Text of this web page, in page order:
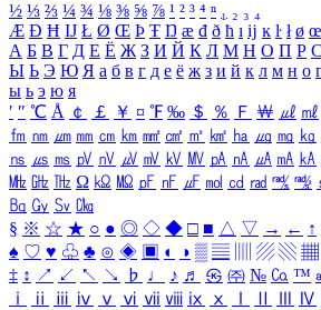
½ ⅓ ⅔ ¼ ¾ ⅛ ⅜ ⅝ ⅞ ¹ ² ³ ⁴ ⁿ ₁ ₂ ₃ ₄
Æ Ð Ħ Ĳ Ł Ø Œ Þ Ŧ Ŋ æ đ ð ħ ı ĳ ĸ ŀ ł ø œ
А Б В Г Д Е Ё Ж З И Й К Л М Н О П Р С
Ы Ь Э Ю Я а б в г д е ё ж з и й к л м н о
ы ь э ю я
′ ″ ℃ Å ￠ ￡ ￥ ¤ ℉ ‰ ＄ ％ Ｆ ￦ ㎕ ㎖
㎙ ㎚ ㎛ ㎜ ㎝ ㎞ ㎟ ㎠ ㎡ ㎢ ㏊ ㎍ ㎎ ㎏
㎱ ㎲ ㎳ ㎴ ㎵ ㎶ ㎷ ㎸ ㎹ ㎀ ㎁ ㎂ ㎃ ㎄
㎒ ㎓ ㎔ Ω ㏀ ㏁ ㎊ ㎋ ㎌ ㏖ ㏅ ㎭ ㎮ ㎯
㏃ ㏉ ㏜ ㏆
§ ※ ☆ ★ ○ ● ◎ ◇ ◆ □ ■ △ ▽ → ← ↑
♠ ♡ ♥ ♧ ♣ ⊙ ◈ ▣ ◐ ◑ ▒ ▤ ▨ ▧ ▦
‡ ↕ ↗ ↙ ↖ ↘ ♭ ♩ ♪ ♬ ㉿ ㈜ № ㏇ ™
ⅰ
ⅱ ⅲ ⅳ ⅴ ⅵ ⅶ ⅷ ⅸ ⅹ Ⅳ